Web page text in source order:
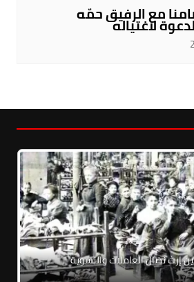
مع الرفيق حمّه
لاغتياله
إرث نضال العاملات والنسوية